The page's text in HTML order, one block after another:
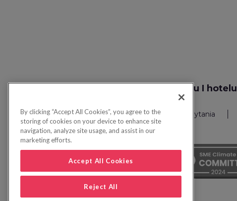
Szukaj lotu I hotelu
Polityka prywatności Często zadawane pytania
By clicking “Accept All Cookies”, you agree to the
storing of cookies on your device to enhance site
navigation, analyze site usage, and assist in our
marketing efforts.
Accept All Cookies
Reject All